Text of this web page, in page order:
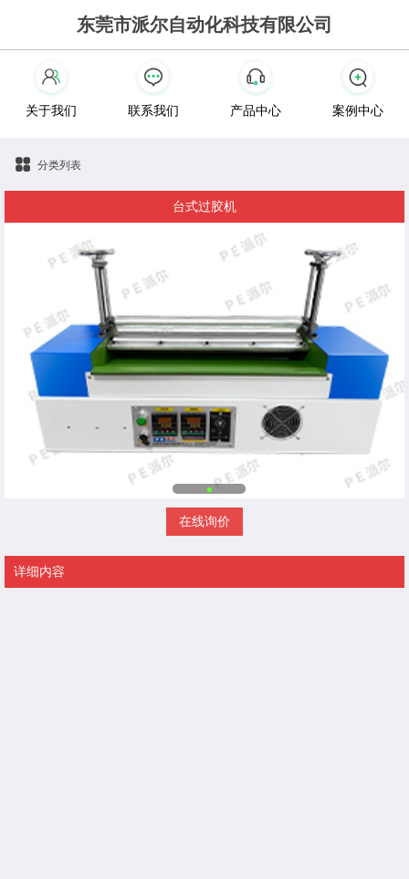
东莞市派尔自动化科技有限公司
关于我们 联系我们 产品中心 案例中心
分类列表
台式过胶机
在线询价
详细内容